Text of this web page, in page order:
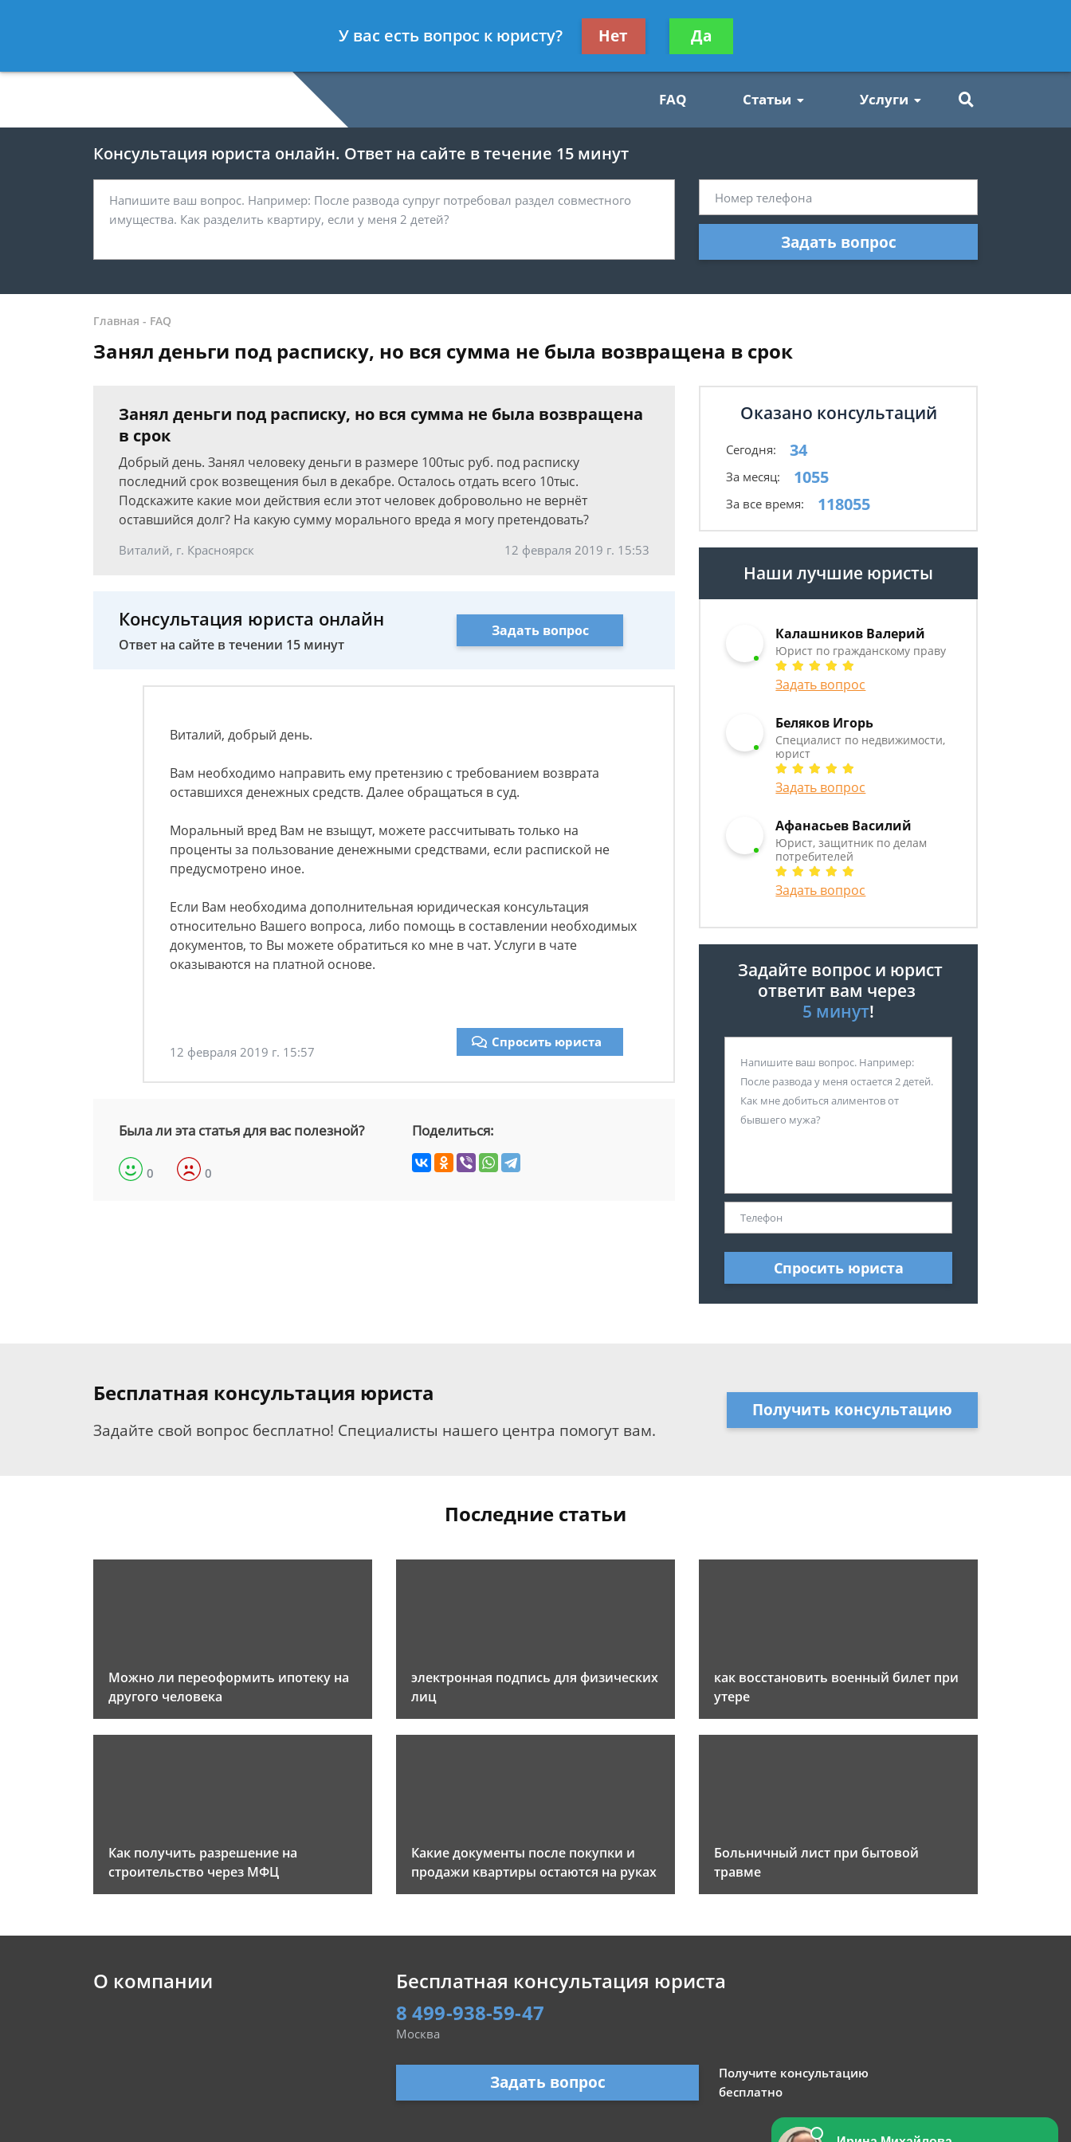
Получите консультацию
бесплатно
FAQ Статьи Услуги
Консультация юриста онлайн. Ответ на сайте в течение 15 минут
Задать вопрос
Главная - FAQ
Занял деньги под расписку, но вся сумма не была возвращена в срок
Занял деньги под расписку, но вся сумма не была возвращена
в срок
Добрый день. Занял человеку деньги в размере 100тыс руб. под расписку
последний срок возвещения был в декабре. Осталось отдать всего 10тыс.
Подскажите какие мои действия если этот человек добровольно не вернёт
оставшийся долг? На какую сумму морального вреда я могу претендовать?
Виталий, г. Красноярск 12 февраля 2019 г. 15:53
Консультация юриста онлайн
Ответ на сайте в течении 15 минут
Задать вопрос
Виталий, добрый день.
Вам необходимо направить ему претензию с требованием возврата
оставшихся денежных средств. Далее обращаться в суд.
Моральный вред Вам не взыщут, можете рассчитывать только на
проценты за пользование денежными средствами, если распиской не
предусмотрено иное.
Если Вам необходима дополнительная юридическая консультация
относительно Вашего вопроса, либо помощь в составлении необходимых
документов, то Вы можете обратиться ко мне в чат. Услуги в чате
оказываются на платной основе.
12 февраля 2019 г. 15:57
Спросить юриста
Была ли эта статья для вас полезной?
0 0
Поделиться:
Оказано консультаций
Сегодня: 34
За месяц: 1055
За все время: 118055
Наши лучшие юристы
Калашников Валерий
Юрист по гражданскому праву
Задать вопрос
Беляков Игорь
Специалист по недвижимости,
юрист
Задать вопрос
Афанасьев Василий
Юрист, защитник по делам
потребителей
Задать вопрос
Задайте вопрос и юрист
ответит вам через
5 минут!
Спросить юриста
Бесплатная консультация юриста
Задайте свой вопрос бесплатно! Специалисты нашего центра помогут вам.
Получить консультацию
Последние статьи
Можно ли переоформить ипотеку на
другого человека
электронная подпись для физических
лиц
как восстановить военный билет при
утере
Как получить разрешение на
строительство через МФЦ
Какие документы после покупки и
продажи квартиры остаются на руках
Больничный лист при бытовой
травме
О компании
Бесплатная консультация юриста
8 499-938-59-47
Москва
Задать вопрос
Получите консультацию
бесплатно
У вас есть вопрос к юристу? Нет Да